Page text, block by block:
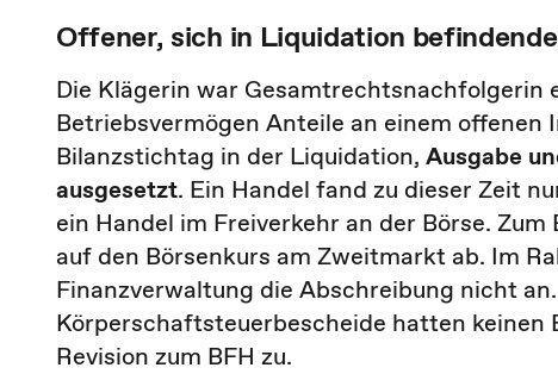
Offener, sich in Liquidation
Die Klägerin war Gesamtrechtsnachfolgerin
Betriebsvermögen Anteile an einem
Bilanzstichtag in der Liquidation, Ausgabe
ausgesetzt. Ein Handel fand zu dieser Zeit
ein Handel im Freiverkehr an der Börse.
auf den Börsenkurs am Zweitmarkt ab. Im
Finanzverwaltung die Abschreibung nicht
Körperschaftsteuerbescheide hatten keinen
Revision zum BFH zu.